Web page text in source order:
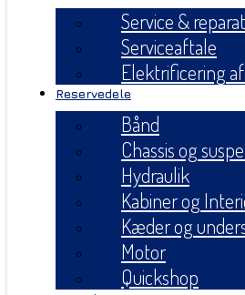
Service &
Serviceaftale
Elektrificering
Reservedele
Bånd
Chassis og
Hydraulik
Kabiner og
Kæder og
Motor
Quickshop